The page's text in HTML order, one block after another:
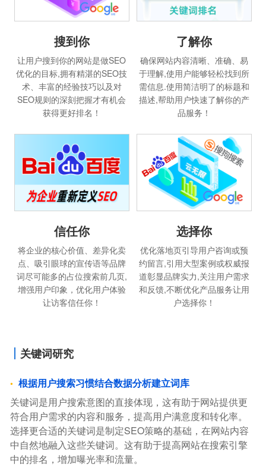
搜到你
让用户搜到你的网站是做SEO
优化的目标,拥有精湛的SEO技
术、丰富的经验技巧以及对
SEO规则的深刻把握才有机会
获得更好排名！
了解你
确保网站内容清晰、准确、易
于理解,使用户能够轻松找到所
需信息.使用简洁明了的标题和
描述,帮助用户快速了解你的产
品服务！
信任你
将企业的核心价值、差异化卖
点、吸引眼球的宣传语等品牌
词尽可能多的占位搜索前几页,
增强用户印象，优化用户体验
让访客信任你！
选择你
优化落地页引导用户咨询或预
约留言,引用大型案例或权威报
道彰显品牌实力,关注用户需求
和反馈,不断优化产品服务让用
户选择你！
关键词研究
根据用户搜索习惯结合数据分析建立词库
关键词是用户搜索意图的直接体现，这有助于网站提供更
符合用户需求的内容和服务，提高用户满意度和转化率。
选择更合适的关键词是制定SEO策略的基础，在网站内容
中自然地融入这些关键词。这有助于提高网站在搜索引擎
中的排名，增加曝光率和流量。